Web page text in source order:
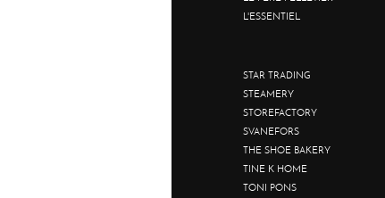
L'ESSENTIEL
STAR TRADING
STEAMERY
STOREFACTORY
SVANEFORS
THE SHOE BAKERY
TINE K HOME
TONI PONS